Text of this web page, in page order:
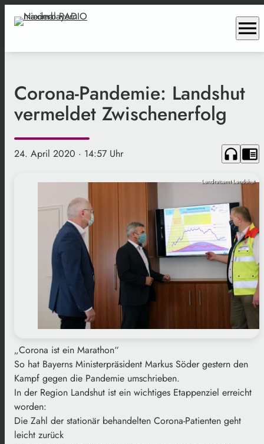
menu
Corona-Pandemie: Landshut
vermeldet Zwischenerfolg
24. April 2020 · 14:57 Uhr headphones chrome_reader_mode
Landratsamt Landshut
„Corona ist ein Marathon“
So hat Bayerns Ministerpräsident Markus Söder gestern den
Kampf gegen die Pandemie umschrieben.
In der Region Landshut ist ein wichtiges Etappenziel erreicht
worden:
Die Zahl der stationär behandelten Corona-Patienten geht
leicht zurück